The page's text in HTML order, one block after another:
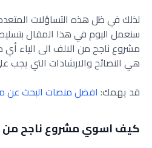
لذلك في ظل هذه التساؤلات
سنعمل اليوم في هذا المقال
مشروع ناجح من الالف الى الياء أي
هي النصائح والارشادات التي يجب
قد يهمك: افضل منصات البحث عن
كيف اسوي مشروع ناجح من